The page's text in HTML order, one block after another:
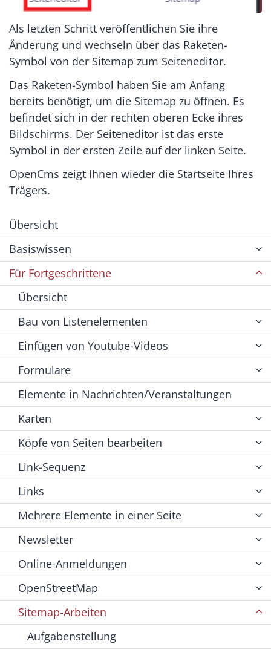
Als letzten Schritt veröffentlichen Sie ihre
Änderung und wechseln über das Raketen-
Symbol von der Sitemap zum Seiteneditor.
Das Raketen-Symbol haben Sie am Anfang
bereits benötigt, um die Sitemap zu öffnen. Es
befindet sich in der rechten oberen Ecke ihres
Bildschirms. Der Seiteneditor ist das erste
Symbol in der ersten Zeile auf der linken Seite.
OpenCms zeigt Ihnen wieder die Startseite Ihres
Trägers.
Übersicht
Basiswissen
Für Fortgeschrittene
Übersicht
Bau von Listenelementen
Einfügen von Youtube-Videos
Formulare
Elemente in Nachrichten/Veranstaltungen
Karten
Köpfe von Seiten bearbeiten
Link-Sequenz
Links
Mehrere Elemente in einer Seite
Newsletter
Online-Anmeldungen
OpenStreetMap
Sitemap-Arbeiten
Aufgabenstellung